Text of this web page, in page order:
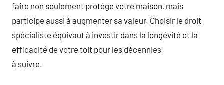
faire non seulement protège votre maison, mais
participe aussi à augmenter sa valeur. Choisir le droit
spécialiste équivaut à investir dans la longévité et la
efficacité de votre toit pour les décennies
à suivre.